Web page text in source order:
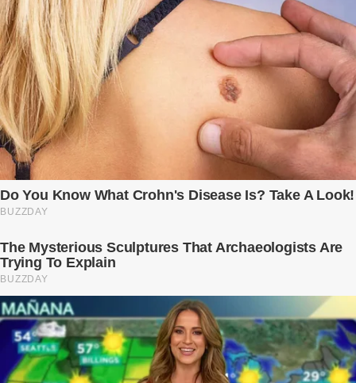
Ngọc Anh ngồi lặng lẽ trên ghế sofa, tay đặt lên bụng – nơi hai sinh
linh bé bỏng đang lớn dần từng ngày. Cô chưa bao giờ nghĩ mình sẽ
phải sống trong sợ hãi khi mang thai, đặc biệt là sợ… chính chồng
mình. Trí – người chồng mà cô từng yêu đến mù quáng, đã không
còn là người đàn ông của ngày đầu. Thành đạt, quyền lực, nhưng
cũng dối trá và lạnh lùng. Gần đây, anh hay về muộn, thậm chí có
đêm không về. Và rồi, trong một bữa cơm tối vắng lặng, Trí ném
xuống bàn ly n...